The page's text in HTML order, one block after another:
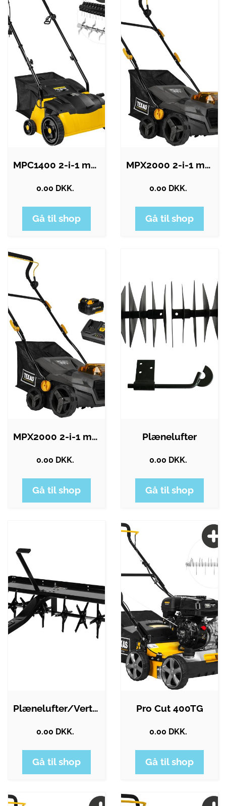
MPC1400 2-i-1 mosfjerner
0.00 DKK.
Gå til shop
MPX2000 2-i-1 mosfjerner (2x20V) - Solo
0.00 DKK.
Gå til shop
MPX2000 2-i-1 mosfjerner (2x20V) m/2…
0.00 DKK.
Gå til shop
Plænelufter
0.00 DKK.
Gå til shop
Plænelufter/Vertikalskærer
0.00 DKK.
Gå til shop
Pro Cut 400TG
0.00 DKK.
Gå til shop